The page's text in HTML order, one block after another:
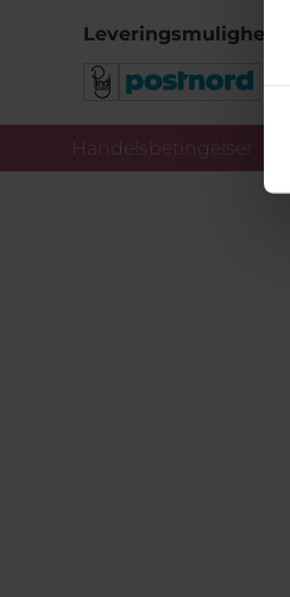
Leveringsmuligheder
Handelsbetingelser